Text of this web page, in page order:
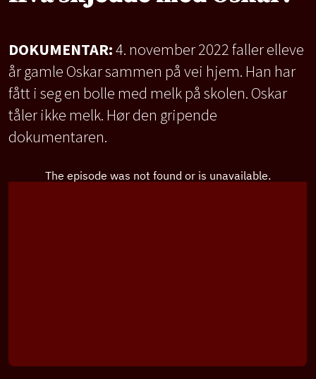
DOKUMENTAR:4. november 2022 faller elleve
år gamle Oskar sammen på vei hjem. Han har
fått i seg en bolle med melk på skolen. Oskar
tåler ikke melk. Hør den gripende
dokumentaren.